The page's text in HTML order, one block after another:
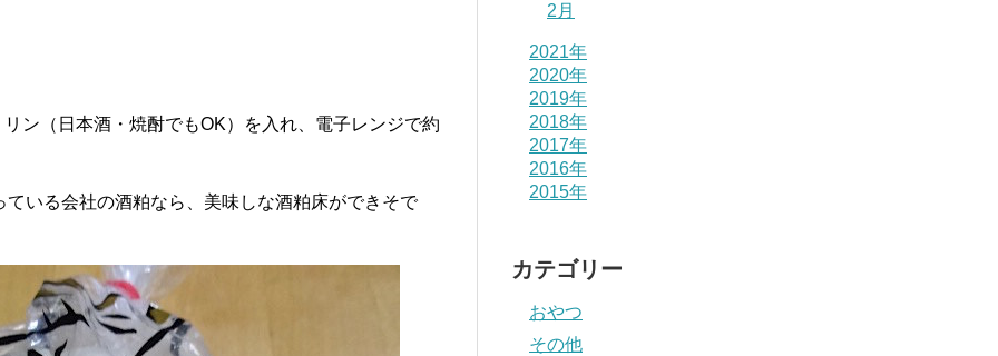
ン（日本酒・焼酎でもOK）を入れ、電子レンジで約
いる会社の酒粕なら、美味しな酒粕床ができそで
2月
2021年
2020年
2019年
2018年
2017年
2016年
2015年
カテゴリー
おやつ
その他